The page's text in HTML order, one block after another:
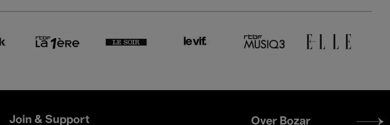
Join & Support
Footer
Over Bozar